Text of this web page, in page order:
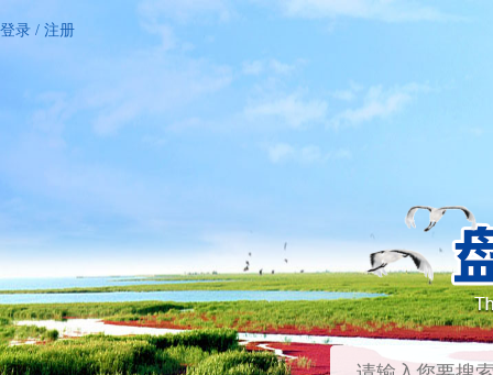
登录 / 注册